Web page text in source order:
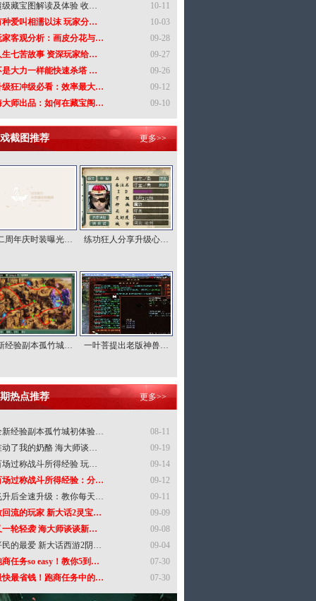
10-11
级藏宝图解读及体验 收…
10-03
种爱叫相濡以沫 玩家分…
09-28
家客观分析：画皮分花与…
09-27
生七苦故事 资深玩家给…
09-26
是大力一样能快速杀塔 …
09-12
级狂冲级必看：效率最大…
09-10
大师出品：如何在藏宝阁…
截图推荐 更多>>
周年庆时装曝光… 练功狂人分享升级心…
经验副本孤竹城… 一叶菩提出老版神兽…
热点推荐 更多>>
08-11
新经验副本孤竹城初体验…
09-19
动了我的奶酪 海大师谈…
09-14
场过称战斗所得经验 玩…
09-12
场过称战斗所得经验：分…
09-11
升后全速升级：教你每天…
09-09
回流的玩家 新大话2灵宝…
09-08
一轮轻袭 海大师谈谈新…
09-04
民的最爱 新大话西游2阴…
07-30
商任务so easy！教你5到…
07-30
快最省钱！跑商任务中的…